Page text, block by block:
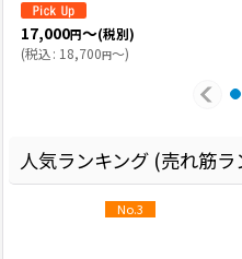
17,000円～(税別)
(税込: 18,700円～)
人気ランキング (売れ筋ラ
No.3